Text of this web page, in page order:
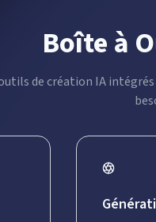
Boîte à
de création IA